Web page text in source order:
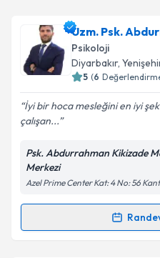
Psk. Sabahattin
oluşturun. Size bu
takvim hazırlandığında
Kişisel verilerimin
kapsamda
Takvim
Uzm. Psk.
Psikoloji
Diyarbakır,
5 (6
İyi bir hoca mesleğini en iyi
çalışan...
Psk. Abdurrahman Kikizade
Merkezi
Azel Prime Center Kat: 4 No: 56
Randevu Takvimi